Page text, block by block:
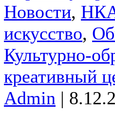
Новости,
искусство,
Культурно-
креативный
Admin |